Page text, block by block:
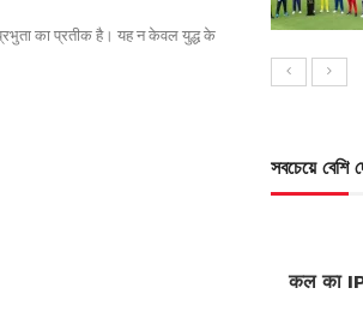
का प्रतीक है। यह न केवल युद्ध के
সবচেয়ে বেশি
कल का